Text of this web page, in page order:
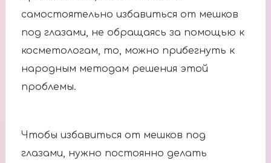
самостоятельно избавиться от мешков
под глазами, не обращаясь за помощью к
косметологам, то, можно прибегнуть к
народным методам решения этой
проблемы.
Чтобы избавиться от мешков под
глазами, нужно постоянно делать